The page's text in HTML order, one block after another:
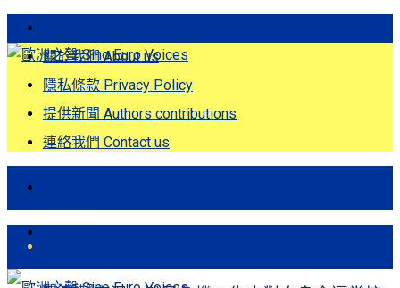
關於我們 About us
隱私條款 Privacy Policy
提供新聞 Authors contributions
連絡我們 Contact us